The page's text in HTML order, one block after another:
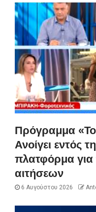
Πρόγραμμα
Ανοίγει εντός
πλατφόρμα
αιτήσεων
6 Αυγούστου 2026